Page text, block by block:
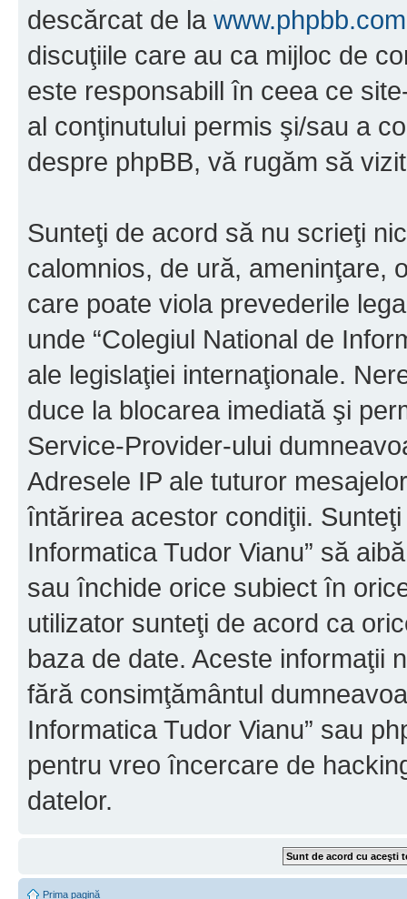
descărcat de la www.phpbb.com
discuţiile care au ca mijloc de
este responsabill în ceea ce
al conţinutului permis şi/sau a
despre phpBB, vă rugăm să
Sunteţi de acord să nu scrieţi
calomnios, de ură, ameninţare,
care poate viola prevederile
unde “Colegiul National de
ale legislaţiei internaţionale.
duce la blocarea imediată şi
Service-Provider-ului
Adresele IP ale tuturor
întărirea acestor condiţii.
Informatica Tudor Vianu” să
sau închide orice subiect în
utilizator sunteţi de acord ca
baza de date. Aceste informaţii
fără consimţământul
Informatica Tudor Vianu” sau
pentru vreo încercare de
datelor.
Prima pagină